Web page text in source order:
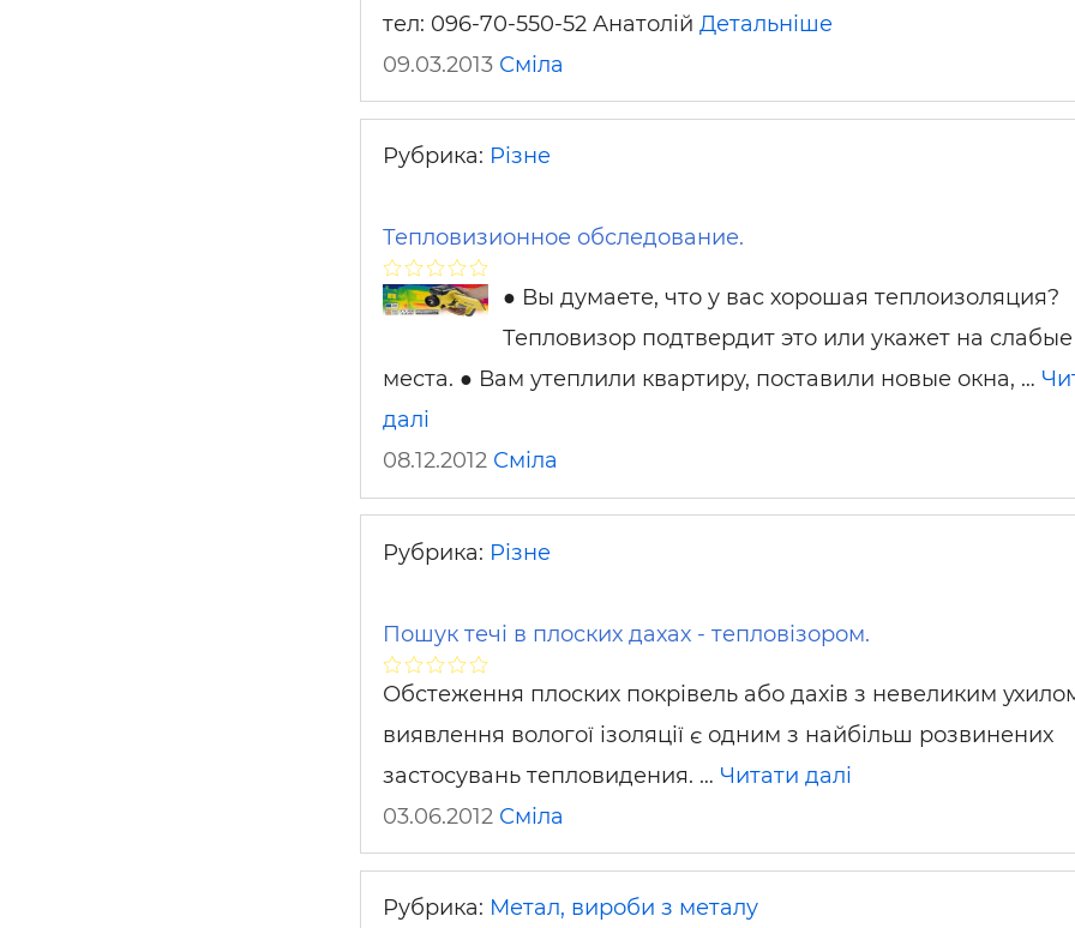
тел: 096-70-550-52 Анатолій Детальніше
09.03.2013 Сміла
Рубрика: Різне
Тепловизионное обследование.
● Вы думаете, что у вас хорошая теплоизоляция?
Тепловизор подтвердит это или укажет на слабые
места. ● Вам утеплили квартиру, поставили новые окна, …
далі
08.12.2012 Сміла
Рубрика: Різне
Пошук течі в плоских дахах - тепловізором.
Обстеження плоских покрівель або дахів з невеликим
виявлення вологої ізоляції є одним з найбільш розвинених
застосувань тепловидения. … Читати далі
03.06.2012 Сміла
Рубрика: Метал, вироби з металу